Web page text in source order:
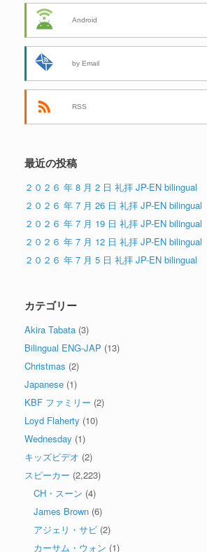
Android
by Email
RSS
最近の投稿
２０２６ 年 8 月 2 日 礼拝 JP-EN bilingual
２０２６ 年 7 月 26 日 礼拝 JP-EN bilingual
２０２６ 年 7 月 19 日 礼拝 JP-EN bilingual
２０２６ 年 7 月 12 日 礼拝 JP-EN bilingual
２０２６ 年 7 月 5 日 礼拝 JP-EN bilingual
カテゴリー
Akira Tabata (3)
Bilingual ENG-JAP (13)
Christmas (2)
Japanese (1)
KBF ファミリー (2)
Loyd Flaherty (10)
Wednesday (1)
キッズビデオ (2)
スピーカー (2,223)
CH・スーン (4)
James Brown (6)
アジェリ・サビ (2)
カーサム・ウォン (1)